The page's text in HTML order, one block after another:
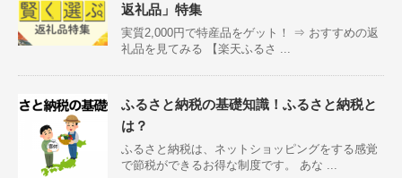
返礼品」特集
実質2,000円で特産品をゲット！ ⇒ おすすめの返
礼品を見てみる 【楽天ふるさ ...
ふるさと納税の基礎知識！ふるさと納税と
は？
ふるさと納税は、ネットショッピングをする感覚
で節税ができるお得な制度です。 あな ...